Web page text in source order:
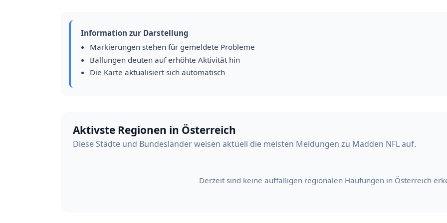
Information zur Darstellung
Markierungen stehen für gemeldete Probleme
Ballungen deuten auf erhöhte Aktivität hin
Die Karte aktualisiert sich automatisch
Aktivste Regionen in Österreich
Diese Städte und Bundesländer weisen aktuell die meisten Meldungen zu Madden NFL auf.
Derzeit sind keine auffälligen regionalen Häufungen in Österreich